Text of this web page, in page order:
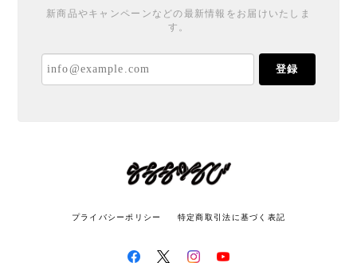
新商品やキャンペーンなどの最新情報をお届けいたしま
す。
登録
プライバシーポリシー 特定商取引法に基づく表記